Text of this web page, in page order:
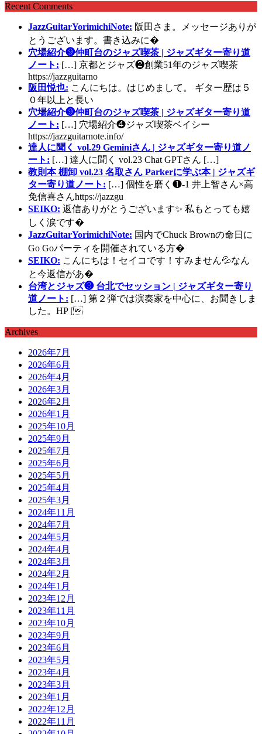
Recent Comments
JazzGuitarYorimichiNote: 阪田さま。メッセージありが
とうございます。書き込みに�
穴場紹介❾仲町台のジャズ喫茶 | ジャズギター寄り道
ノート: […] 京都とジャズ❷創業51年のジャズ喫茶
https://jazzguitarno
阪田悦也: こんにちは。はじめまして。 ギター歴は５
０年以上と長い
穴場紹介❾仲町台のジャズ喫茶 | ジャズギター寄り道
ノート: […] 穴場紹介❹ジャズ喫茶ベイシー
https://jazzguitarnote.info/
達人に聞く vol.29 Geminiさん | ジャズギター寄り道ノ
ート: […] 達人に聞く vol.23 Chat GPTさん […]
教則本 棚卸 vol.23 名取さん Parkerに学ぶ本 | ジャズギ
ター寄り道ノート: […] 個性を磨く❶-1 井上智さん×高
免信喜さんhttps://jazzgu
SEIKO: 返信ありがとうございます✨ 私もとっても嬉
しく涙です�
JazzGuitarYorimichiNote: 国内でChuck Brownの命日に
Go Goパーティを開催されている方�
SEIKO: こんにちは！セイコです！すみません💦なん
と今返信があ�
台湾とジャズ❸ 台北でセッション | ジャズギター寄り
道ノート: […] 第２弾では演奏家を中心に、お聞きしま
した。HP [
Archives
2026年7月
2026年6月
2026年4月
2026年3月
2026年2月
2026年1月
2025年10月
2025年9月
2025年7月
2025年6月
2025年5月
2025年4月
2025年3月
2024年11月
2024年7月
2024年5月
2024年4月
2024年3月
2024年2月
2024年1月
2023年12月
2023年11月
2023年10月
2023年9月
2023年6月
2023年5月
2023年4月
2023年3月
2023年1月
2022年12月
2022年11月